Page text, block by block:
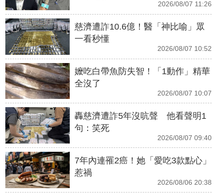
2026/08/07 11:26
慈濟遭詐10.6億！醫「神比喻」眾
一看秒懂
2026/08/07 10:52
嬤吃白帶魚防失智！「1動作」精華
全沒了
2026/08/07 10:07
轟慈濟遭詐5年沒吭聲 他看聲明1
句：笑死
2026/08/07 09:40
7年內連罹2癌！她「愛吃3款點心」
惹禍
2026/08/06 20:38